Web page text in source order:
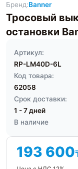
Бренд:Banner
Тросовый
остановки
Артикул:
RP-LM40D-6L
Код товара:
62058
Срок доставки:
1 - 7 дней
В наличие
193 600